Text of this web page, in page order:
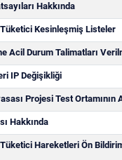
Hakkında
Kesinleşmiş Listeler
Acil Durum Talimatları
IP Değişikliği
Projesi Test Ortamının
Hakkında
Hareketleri Ön